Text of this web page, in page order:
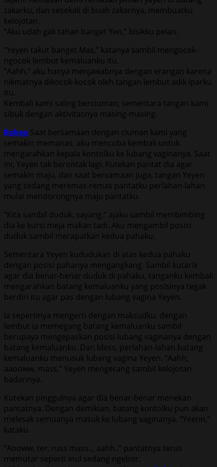
zakarku, dan sesekali di buah zakarnya, membuatku
kelojotan.
“Aku udah gak tahan banget Yen,” bisikku pelan.
“Yeyen takut banget Mas,” katanya sambil mengocok-
ngocok lembut kemaluanku itu.
“Aahh,” aku hanya menjawabnya dengan erangan karena
nikmatnya dikocok-kocok oleh tangan lembut adik iparku
itu.
Kembali kami saling berciuman, sementara tangan kami
sibuk dengan aktivitasnya masing-masing.
Bokep Saat bersamaan dengan ciuman kami yang
semakin memanas, aku mencoba kembali untuk
mengarahkan kepala kontolku ke lubang vaginanya. Saat
ini, Yeyen tak berontak lagi. Kutekan pantat dia agar
semakin maju, dan saat bersamaan juga, tangan Yeyen
yang sedang meremas-remas pantatku perlahan-lahan
mulai mendorongnya maju pantatku.
“Kita sambil duduk, sayang,” ajaku sambil membimbing
dia ke kursi meja makan tadi. Aku mengambil posisi
duduk sambil merapatkan kedua pahaku.
Sementara Yeyen kududukan di atas kedua pahaku
dengan posisi pahanya mengangkang. Sambil kutarik
agar dia benar-benar duduk di pahaku, tanganku kembali
mengarahkan batang kemaluanku yang posisinya tegak
berdiri itu agar pas dengan lubang vagina Yeyen.
Ia sepertinya mengerti dengan maksudku, dengan
lembut ia memegang batang kemaluanku sambil
berupaya mengepaskan posisi lubang vaginanya dengan
batang kemaluanku. Dan bless, perlahan-lahan batang
kemaluanku menusuk lubang vagina Yeyen. “Aahh,
aaooww, mass,” Yeyen mengerang sambil kelojotan
badannya.
Kutekan pinggulnya agar dia benar-benar menekan
pantatnya. Dengan demikian, batang kontolku pun akan
melesak semuanya masuk ke lubang vaginanya. “Yeenn,”
kataku.
“Aooww, ter, russ mass.., aahh..” pantatnya terus
memutar seperti inul sedang ngebor.